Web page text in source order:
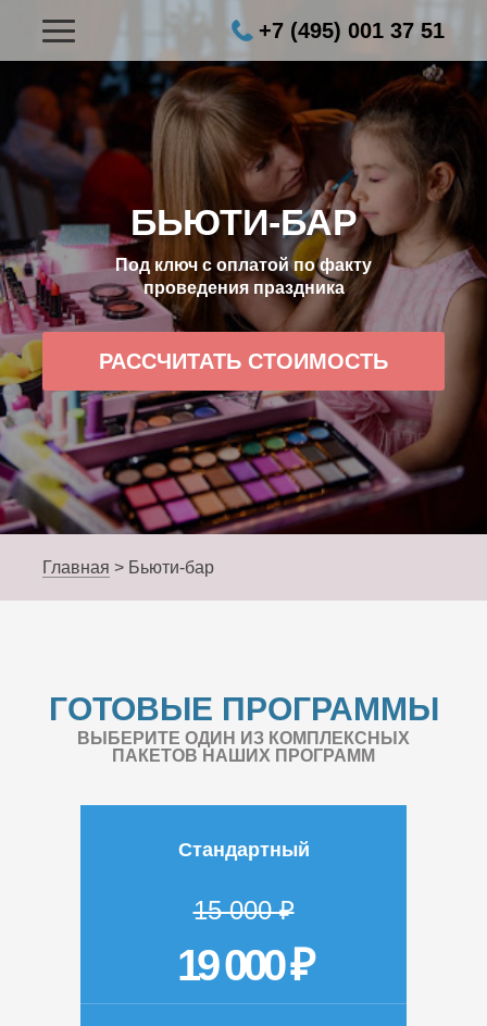
+7 (495) 001 37 51
БЬЮТИ-БАР
Под ключ с оплатой по факту
проведения праздника
РАССЧИТАТЬ СТОИМОСТЬ
Главная > Бьюти-бар
ГОТОВЫЕ ПРОГРАММЫ
ВЫБЕРИТЕ ОДИН ИЗ КОМПЛЕКСНЫХ
ПАКЕТОВ НАШИХ ПРОГРАММ
Стандартный
15 000 ₽
19 000 ₽